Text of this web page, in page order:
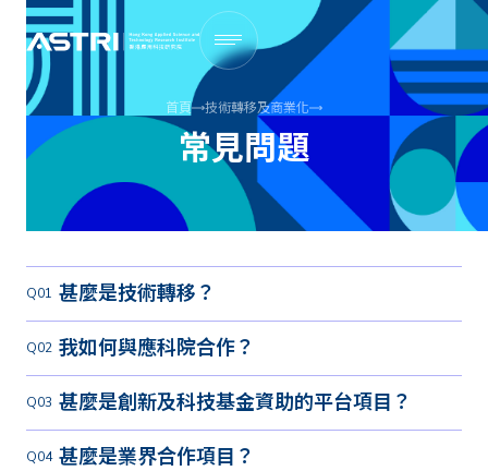
首頁 技術轉移及商業化
常見問題
甚麼是技術轉移？
我如何與應科院合作？
甚麼是創新及科技基金資助的平台項目？
甚麼是業界合作項目？